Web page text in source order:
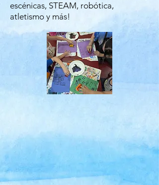
escénicas, STEAM, robótica,
atletismo y más!